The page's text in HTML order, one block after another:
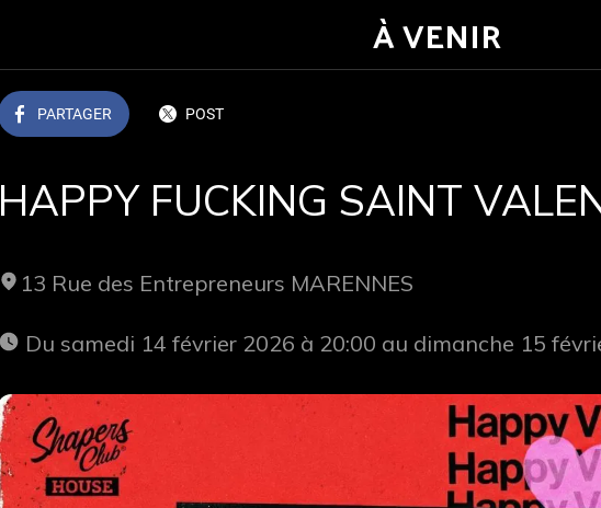
À VENIR
PARTAGER POST
HAPPY FUCKING SAINT
13 Rue des Entrepreneurs MARENNES
Du samedi 14 février 2026 à 20:00 au dimanche 15